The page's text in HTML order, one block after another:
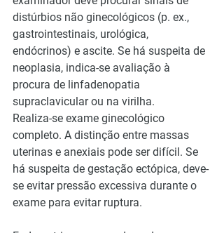
distúrbios não ginecológicos (p. ex.,
gastrointestinais, urológica,
endócrinos) e ascite. Se há suspeita de
neoplasia, indica-se avaliação à
procura de linfadenopatia
supraclavicular ou na virilha.
Realiza-se exame ginecológico
completo. A distinção entre massas
uterinas e anexiais pode ser difícil. Se
há suspeita de gestação ectópica, deve-
se evitar pressão excessiva durante o
exame para evitar ruptura.